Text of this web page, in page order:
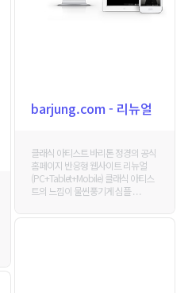
barjung.com - 리뉴얼
클래식 아티스트 바리톤 정경의 공식
홈페이지 반응형 웹사이트 리뉴얼
(PC+Tablet+Mobile) 클래식 아티스
트의 느낌이 물씬풍기게 심플 . . .